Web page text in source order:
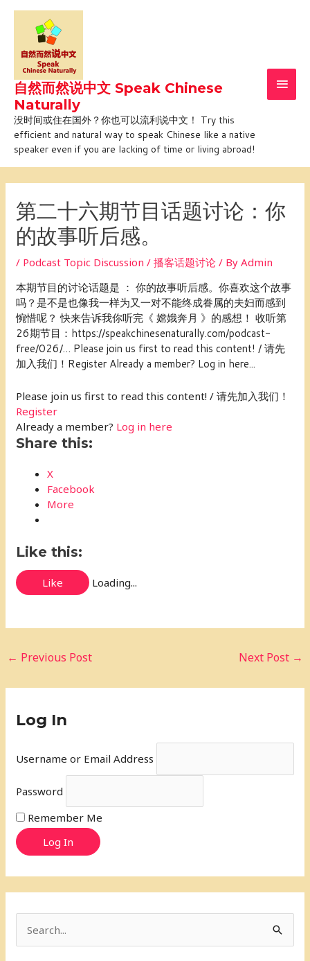
Skip
content
自然而然说中文 Speak Chinese
Naturally
没时间或住在国外？你也可以流利说中文！ Try this
efficient and natural way to speak Chinese like a native
speaker even if you are lacking of time or living abroad!
第二十六期节目话题讨论：你
的故事听后感。
/ Podcast Topic Discussion / 播客话题讨论 / ByAdmin
本期节目的讨论话题是 ： 你的故事听后感。你喜欢这个故事
吗？是不是也像我一样为又一对不能终成眷属的夫妇而感到
惋惜呢？ 快来告诉我你听完《 嫦娥奔月 》的感想！ 收听第
26期节目：https://speakchinesenaturally.com/podcast-
free/026/… Please join us first to read this content! / 请先
加入我们！Register Already a member? Log in here...
Please join us first to read this content! / 请先加入我们！
Register
Already a member? Log in here
Share this:
X
Facebook
More
Like this:
Like Loading...
← Previous Post Next Post →
Log In
Username or Email Address
Password
Remember Me
Log In